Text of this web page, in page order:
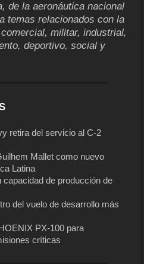
de la aeronáutica nacional
temas relacionados con la
militar, industrial,
deportivo, social y
retira del servicio al C-2
Mallet como nuevo
Latina
de producción de
del vuelo de desarrollo más
PX-100 para
críticas